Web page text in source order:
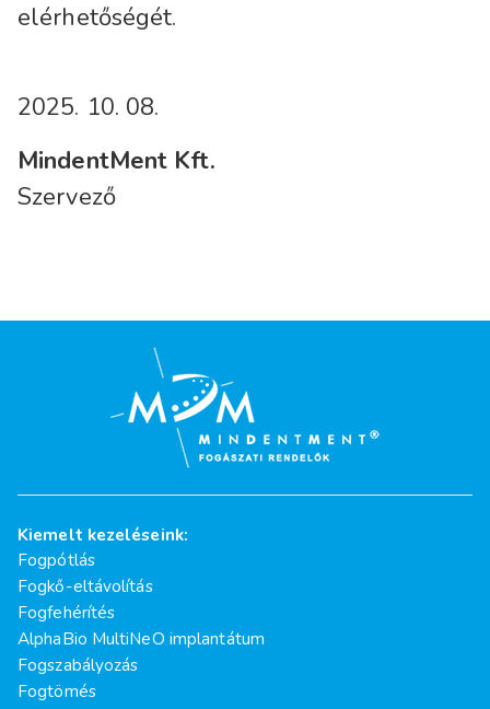
elérhetőségét.
2025. 10. 08.
MindentMent Kft.
Szervező
Kiemelt kezeléseink:
Fogpótlás
Fogkő-eltávolítás
Fogfehérítés
AlphaBio MultiNeO implantátum
Fogszabályozás
Fogtömés